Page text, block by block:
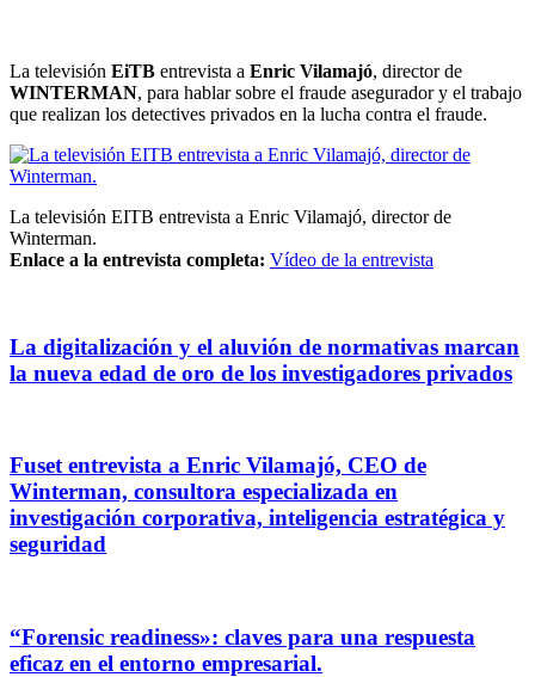
La televisión EiTB entrevista a Enric Vilamajó, director de
WINTERMAN, para hablar sobre el fraude asegurador y el trabajo
que realizan los detectives privados en la lucha contra el fraude.
La televisión EITB entrevista a Enric Vilamajó, director de
Winterman.
Enlace a la entrevista completa: Vídeo de la entrevista
La digitalización y el aluvión de normativas marcan
la nueva edad de oro de los investigadores privados
Fuset entrevista a Enric Vilamajó, CEO de
Winterman, consultora especializada en
investigación corporativa, inteligencia estratégica y
seguridad
“Forensic readiness»: claves para una respuesta
eficaz en el entorno empresarial.